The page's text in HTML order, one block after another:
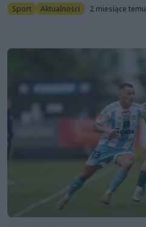
Sport Aktualności 2 miesiące temu